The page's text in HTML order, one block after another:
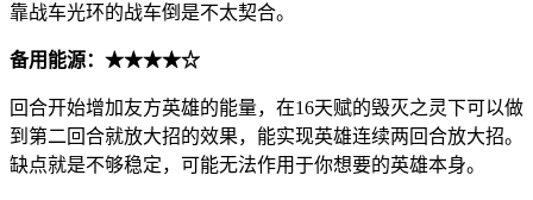
靠战车光环的战车倒是不太契合。
备用能源：★★★★☆
回合开始增加友方英雄的能量，在16天赋的毁灭之灵下可以做
到第二回合就放大招的效果，能实现英雄连续两回合放大招。
缺点就是不够稳定，可能无法作用于你想要的英雄本身。